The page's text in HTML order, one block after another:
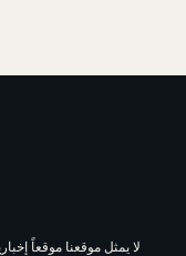
موقعاً إخبارياً، فالأخبار في